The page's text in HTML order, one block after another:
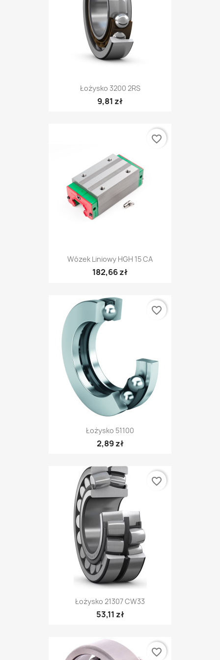
Łożysko 3200 2RS
9,81 zł
Wózek Liniowy HGH 15 CA
182,66 zł
favorite_border
Łożysko 51100
2,89 zł
favorite_border
Łożysko 21307 CW33
53,11 zł
favorite_border
favorite_border